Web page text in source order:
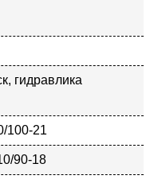
гидравлика
100-21
90-18